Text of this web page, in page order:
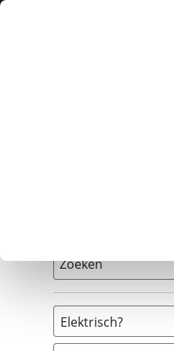
We hebben 0
Zoeken
Elektrisch?
Niet elektrisch (0)